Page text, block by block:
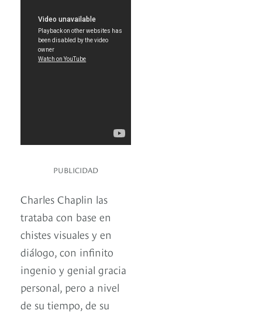
PUBLICIDAD
Charles Chaplin las
trataba con base en
chistes visuales y en
diálogo, con infinito
ingenio y genial gracia
personal, pero a nivel
de su tiempo, de su